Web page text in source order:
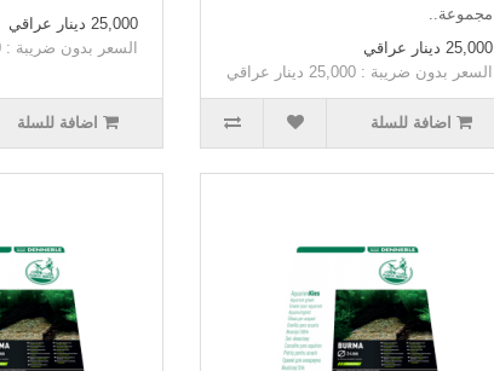
مجموعة..
25,000 دينار عراقي
السعر بدون ضريبة : 25,000 دينار عراقي
اضافة للسلة
25,000 دينار عراقي
السعر بدون ضريبة : 25,000 دينار عراقي
اضافة للسلة